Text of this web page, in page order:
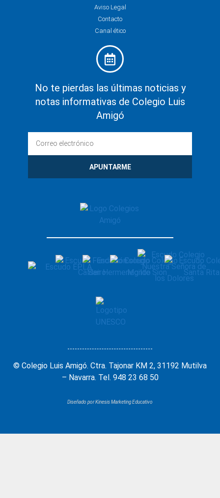
Aviso Legal
Contacto
Canal ético
No te pierdas las últimas noticias y
notas informativas de Colegio Luis
Amigó
APUNTARME
© Colegio Luis Amigó. Ctra. Tajonar KM 2, 31192 Mutilva
– Navarra. Tel. 948 23 68 50
Diseñado por Kinesis Marketing Educativo